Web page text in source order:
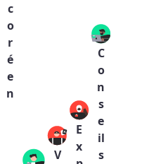
c
o
r
é
e
n
V
E
x
C
o
n
s
e
il
s